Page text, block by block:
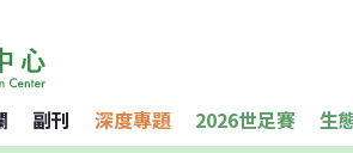
副刊 深度專題 2026世足賽 生